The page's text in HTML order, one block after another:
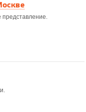
представление.